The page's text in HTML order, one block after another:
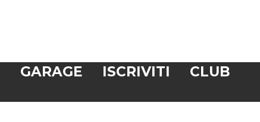
GARAGE ISCRIVITI
CLUB